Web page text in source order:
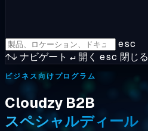
esc
↑↓ ナビゲート ↵ 開く esc 閉じる
ビジネス向けプログラム
Cloudzy B2B
スペシャルディール